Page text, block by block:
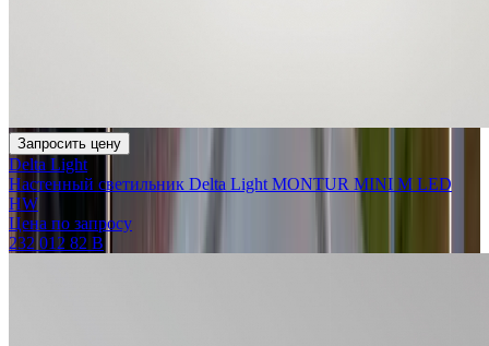
Запросить цену
Delta Light
Настенный светильник Delta Light MONTUR MINI M LED
HW
Цена по запросу
232 012 82 B